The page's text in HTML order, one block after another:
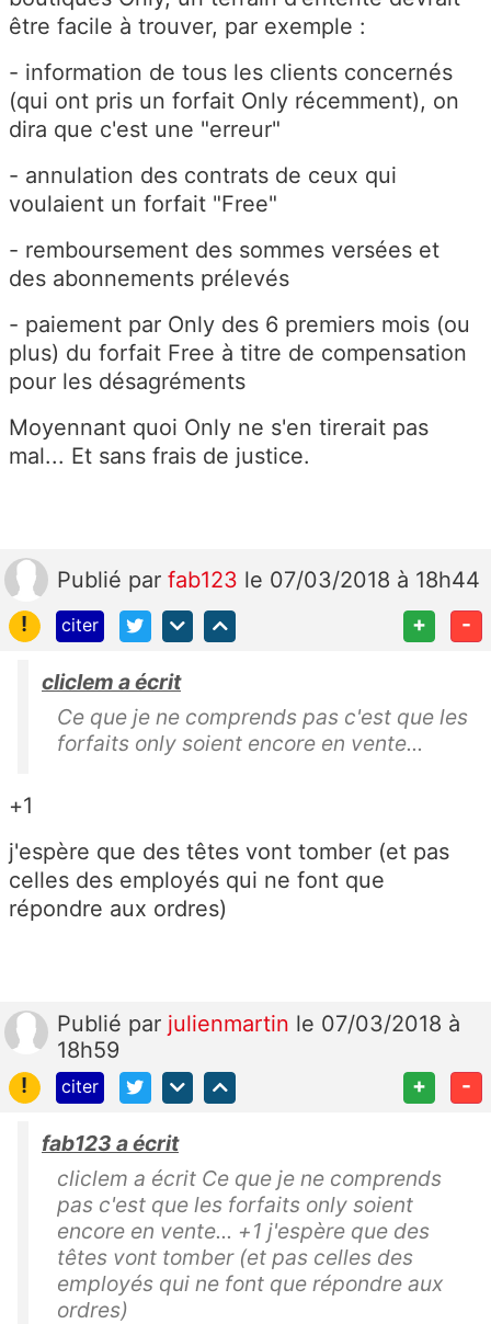
être facile à trouver, par exemple :
- information de tous les clients concernés
(qui ont pris un forfait Only récemment), on
dira que c'est une "erreur"
- annulation des contrats de ceux qui
voulaient un forfait "Free"
- remboursement des sommes versées et
des abonnements prélevés
- paiement par Only des 6 premiers mois (ou
plus) du forfait Free à titre de compensation
pour les désagréments
Moyennant quoi Only ne s'en tirerait pas
mal... Et sans frais de justice.
Publié par fab123 le 07/03/2018 à 18h44
!
citer + -
cliclem a écrit
Ce que je ne comprends pas c'est que les
forfaits only soient encore en vente...
+1
j'espère que des têtes vont tomber (et pas
celles des employés qui ne font que
répondre aux ordres)
Publié par julienmartin le 07/03/2018 à
18h59
!
citer + -
fab123 a écrit
cliclem a écrit Ce que je ne comprends
pas c'est que les forfaits only soient
encore en vente... +1 j'espère que des
têtes vont tomber (et pas celles des
employés qui ne font que répondre aux
ordres)